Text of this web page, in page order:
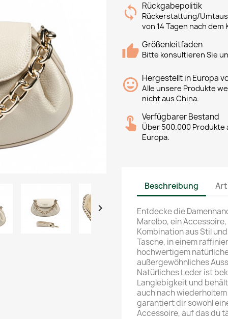

Rückgabepolitik
Rückerstattung/
von 14 Tagen nach dem
Größenleitfaden
Bitte konsultieren Sie
Hergestellt in Europa
Alle unsere Produkte
nicht aus China.
Verfügbarer Bestand
Über 500.000
Europa.
Beschreibung
Entdecke die
Marelbo, ein
Kombination aus Stil
Tasche, in einem
hochwertigem
außergewöhnliches
Natürliches Leder ist
Langlebigkeit und
auch nach
garantiert dir sowohl
Accessoire, auf das du